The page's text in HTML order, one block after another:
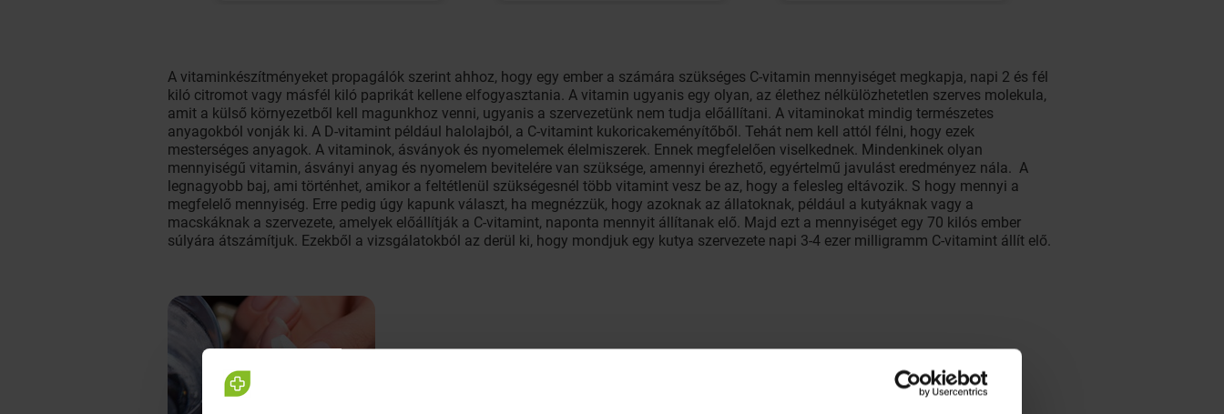
A vitaminkészítményeket propagálók szerint ahhoz, hogy egy ember a számára szükséges C-vitamin mennyiséget megkapja, napi 2 és fél
kiló citromot vagy másfél kiló paprikát kellene elfogyasztania. A vitamin ugyanis egy olyan, az élethez nélkülözhetetlen szerves molekula,
amit a külső környezetből kell magunkhoz venni, ugyanis a szervezetünk nem tudja előállítani. A vitaminokat mindig természetes
anyagokból vonják ki. A D-vitamint például halolajból, a C-vitamint kukoricakeményítőből. Tehát nem kell attól félni, hogy ezek
mesterséges anyagok. A vitaminok, ásványok és nyomelemek élelmiszerek. Ennek megfelelően viselkednek. Mindenkinek olyan
mennyiségű vitamin, ásványi anyag és nyomelem bevitelére van szüksége, amennyi érezhető, egyértelmű javulást eredményez nála. A
legnagyobb baj, ami történhet, amikor a feltétlenül szükségesnél több vitamint vesz be az, hogy a felesleg eltávozik. S hogy mennyi a
megfelelő mennyiség. Erre pedig úgy kapunk választ, ha megnézzük, hogy azoknak az állatoknak, például a kutyáknak vagy a
macskáknak a szervezete, amelyek előállítják a C-vitamint, naponta mennyit állítanak elő. Majd ezt a mennyiséget egy 70 kilós ember
súlyára átszámítjuk. Ezekből a vizsgálatokból az derül ki, hogy mondjuk egy kutya szervezete napi 3-4 ezer milligramm C-vitamint állít elő.